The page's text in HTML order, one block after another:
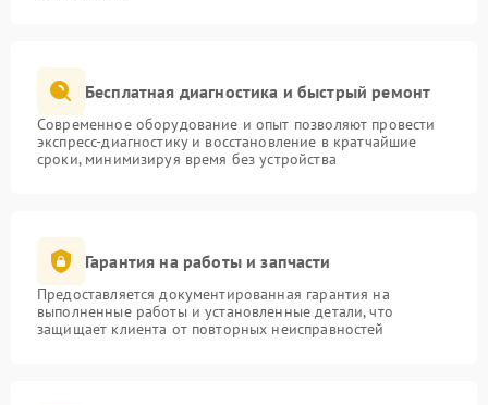
Бесплатная диагностика и быстрый ремонт
Современное оборудование и опыт позволяют провести
экспресс-диагностику и восстановление в кратчайшие
сроки, минимизируя время без устройства
Гарантия на работы и запчасти
Предоставляется документированная гарантия на
выполненные работы и установленные детали, что
защищает клиента от повторных неисправностей